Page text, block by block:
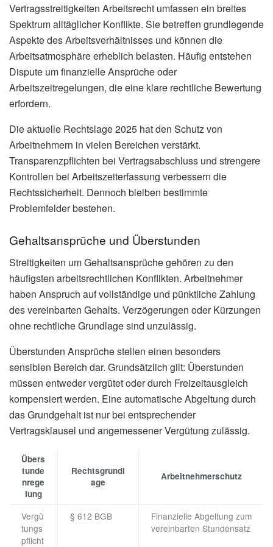
Vertragsstreitigkeiten Arbeitsrecht umfassen ein breites
Spektrum alltäglicher Konflikte. Sie betreffen grundlegende
Aspekte des Arbeitsverhältnisses und können die
Arbeitsatmosphäre erheblich belasten. Häufig entstehen
Dispute um finanzielle Ansprüche oder
Arbeitszeitregelungen, die eine klare rechtliche Bewertung
erfordern.
Die aktuelle Rechtslage 2025 hat den Schutz von
Arbeitnehmern in vielen Bereichen verstärkt.
Transparenzpflichten bei Vertragsabschluss und strengere
Kontrollen bei Arbeitszeiterfassung verbessern die
Rechtssicherheit. Dennoch bleiben bestimmte
Problemfelder bestehen.
Gehaltsansprüche und Überstunden
Streitigkeiten um Gehaltsansprüche gehören zu den
häufigsten arbeitsrechtlichen Konflikten. Arbeitnehmer
haben Anspruch auf vollständige und pünktliche Zahlung
des vereinbarten Gehalts. Verzögerungen oder Kürzungen
ohne rechtliche Grundlage sind unzulässig.
Überstunden Ansprüche stellen einen besonders
sensiblen Bereich dar. Grundsätzlich gilt: Überstunden
müssen entweder vergütet oder durch Freizeitausgleich
kompensiert werden. Eine automatische Abgeltung durch
das Grundgehalt ist nur bei entsprechender
Vertragsklausel und angemessener Vergütung zulässig.
Übers
tunde
nrege
lung
Rechtsgrundl
age
Arbeitnehmerschutz
Vergü
tungs
pflicht
§ 612 BGB
Finanzielle Abgeltung zum
vereinbarten Stundensatz